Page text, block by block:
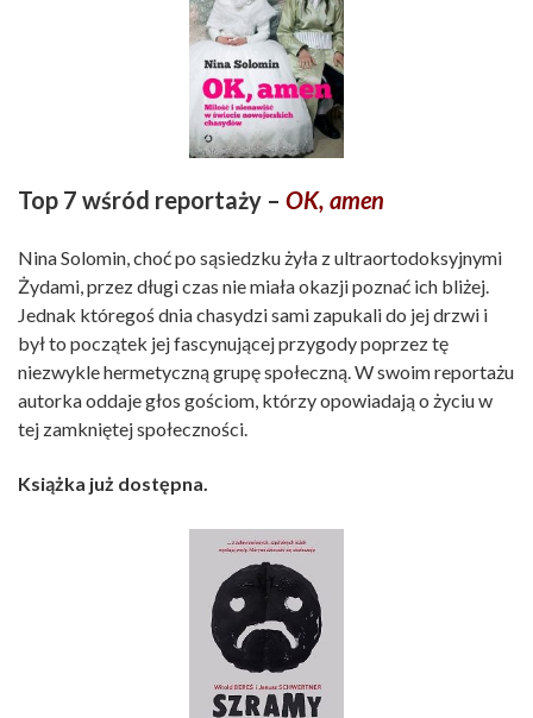
Top 7 wśród reportaży – OK, amen
Nina Solomin, choć po sąsiedzku żyła z ultraortodoksyjnymi
Żydami, przez długi czas nie miała okazji poznać ich bliżej.
Jednak któregoś dnia chasydzi sami zapukali do jej drzwi i
był to początek jej fascynującej przygody poprzez tę
niezwykle hermetyczną grupę społeczną. W swoim reportażu
autorka oddaje głos gościom, którzy opowiadają o życiu w
tej zamkniętej społeczności.
Książka już dostępna.